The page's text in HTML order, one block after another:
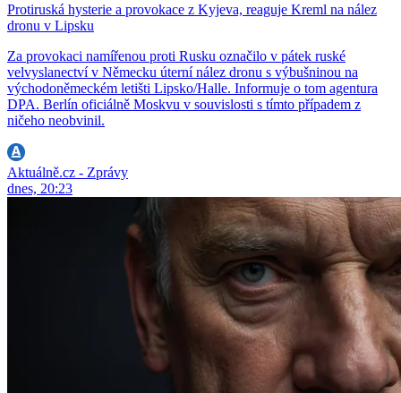
Protiruská hysterie a provokace z Kyjeva, reaguje Kreml na nález
dronu v Lipsku
Za provokaci namířenou proti Rusku označilo v pátek ruské
velvyslanectví v Německu úterní nález dronu s výbušninou na
východoněmeckém letišti Lipsko/Halle. Informuje o tom agentura
DPA. Berlín oficiálně Moskvu v souvislosti s tímto případem z
ničeho neobvinil.
Aktuálně.cz - Zprávy
dnes, 20:23